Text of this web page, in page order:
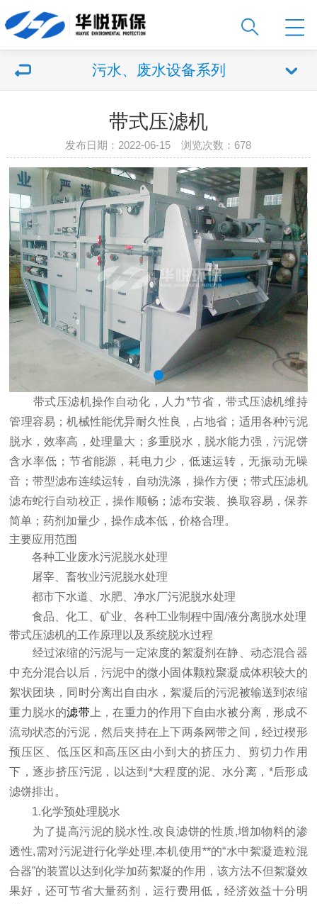
污水、废水设备系列
带式压滤机
发布日期：2022-06-15 浏览次数：678
带式压滤机操作自动化，人力*节省，带式压滤机维持
管理容易；机械性能优异耐久性良，占地省；适用各种污泥
脱水，效率高，处理量大；多重脱水，脱水能力强，污泥饼
含水率低；节省能源，耗电力少，低速运转，无振动无噪
音；带型滤布连续运转，自动洗涤，操作方便；带式压滤机
滤布蛇行自动校正，操作顺畅；滤布安装、换取容易，保养
简单；药剂加量少，操作成本低，价格合理。
主要应用范围
各种工业废水污泥脱水处理
屠宰、畜牧业污泥脱水处理
都市下水道、水肥、净水厂污泥脱水处理
食品、化工、矿业、各种工业制程中固/液分离脱水处理
带式压滤机的工作原理以及系统脱水过程
经过浓缩的污泥与一定浓度的絮凝剂在静、动态混合器
中充分混合以后，污泥中的微小固体颗粒聚凝成体积较大的
絮状团块，同时分离出自由水，絮凝后的污泥被输送到浓缩
重力脱水的滤带上，在重力的作用下自由水被分离，形成不
流动状态的污泥，然后夹持在上下两条网带之间，经过楔形
预压区、低压区和高压区由小到大的挤压力、剪切力作用
下，逐步挤压污泥，以达到*大程度的泥、水分离，*后形成
滤饼排出。
1.化学预处理脱水
为了提高污泥的脱水性,改良滤饼的性质,增加物料的渗
透性,需对污泥进行化学处理,本机使用**的“水中絮凝造粒混
合器”的装置以达到化学加药絮凝的作用，该方法不但絮凝效
果好，还可节省大量药剂，运行费用低，经济效益十分明